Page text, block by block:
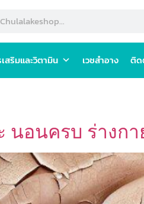
สริมและวิตามิน เวชสำอาง ติด
อนครบ ร่างกา